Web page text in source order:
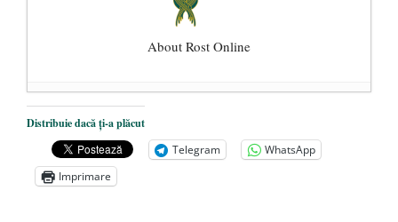
About Rost Online
Dezvăluiri cutremurătoare despre
președintele Ucrainei, Volodymyr
Zelensky
- 13 mai 2026
Statul care servește Națiunea
Distribuie dacă ți-a plăcut
Telegram
WhatsApp
Imprimare